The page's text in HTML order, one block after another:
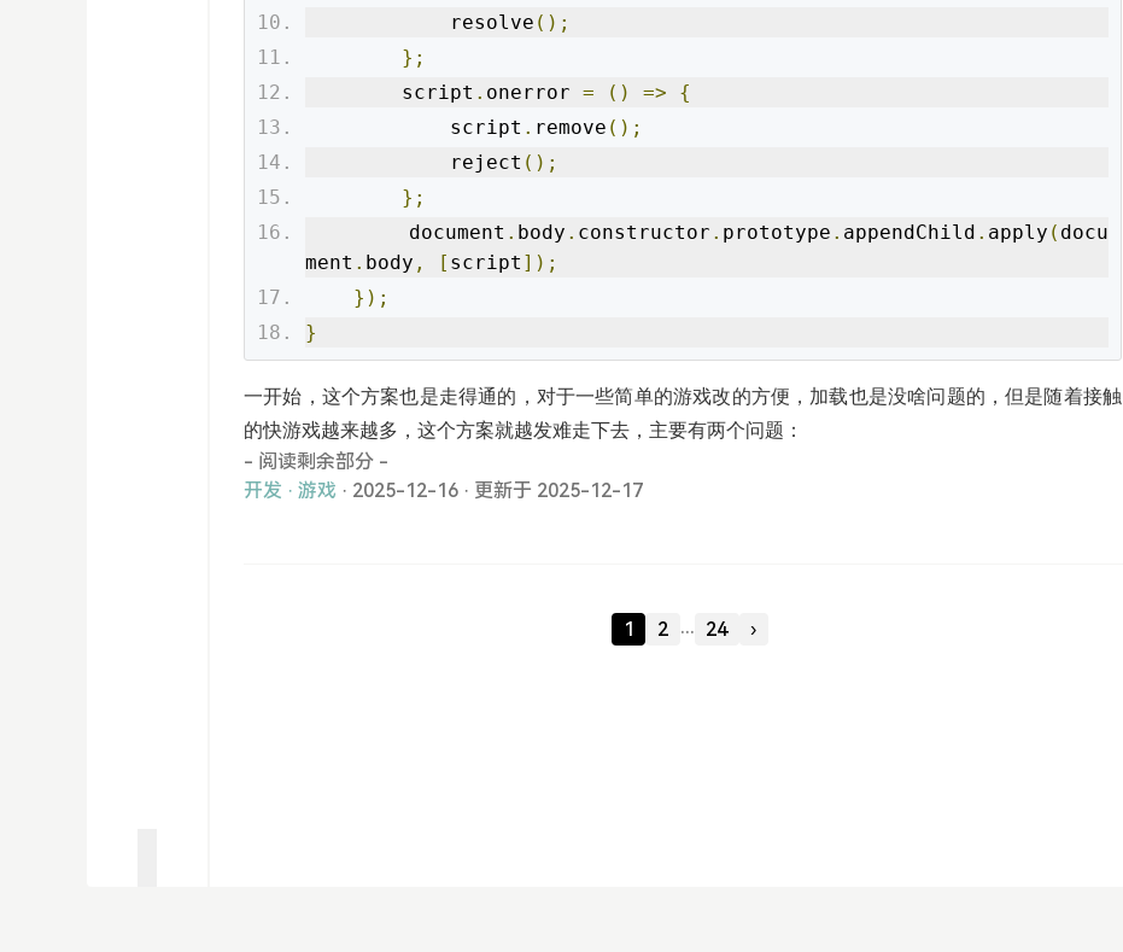
            resolve
();
};
        script
. onerror = () =>
{
            script
. remove ();
            reject
();
};
        document
. body . constructor . prototype . appendChild . apply ( docu
ment . body , [ script ]);
});
}
一开始，这个方案也是走得通的，对于一些简单的游戏改的方便，加载也是没啥问题的，但是随着接触
的快游戏越来越多，这个方案就越发难走下去，主要有两个问题：
- 阅读剩余部分 -
开发 · 游戏 · 2025-12-16 · 更新于 2025-12-17
1 2 ... 24 ›